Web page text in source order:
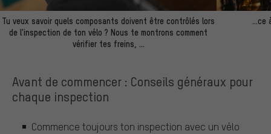
Tu veux savoir quels composants doivent être contrôlés lors
de l'inspection de ton vélo ? Nous te montrons comment
vérifier tes freins, …
…ce
Avant de commencer : Conseils généraux pour
chaque inspection
Commence toujours ton inspection avec un vélo